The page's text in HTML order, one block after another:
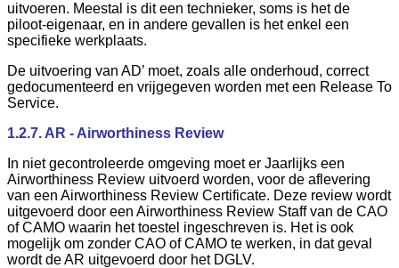
uitvoeren. Meestal is dit een technieker, soms is het de
piloot-eigenaar, en in andere gevallen is het enkel een
specifieke werkplaats.
De uitvoering van AD’ moet, zoals alle onderhoud, correct
gedocumenteerd en vrijgegeven worden met een Release To
Service.
1.2.7. AR - Airworthiness Review
In niet gecontroleerde omgeving moet er Jaarlijks een
Airworthiness Review uitvoerd worden, voor de aflevering
van een Airworthiness Review Certificate. Deze review wordt
uitgevoerd door een Airworthiness Review Staff van de CAO
of CAMO waarin het toestel ingeschreven is. Het is ook
mogelijk om zonder CAO of CAMO te werken, in dat geval
wordt de AR uitgevoerd door het DGLV.